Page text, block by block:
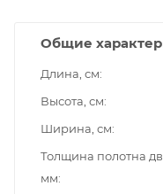
Общие
Длина, см
Высота, см
Ширина, см
Толщина полотна
мм